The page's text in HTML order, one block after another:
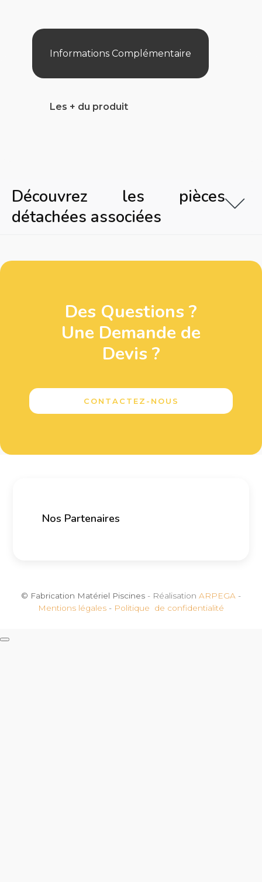
Informations Complémentaire
Les + du produit
Découvrez les pièces
détachées associées
Des Questions ?
Une Demande de
Devis ?
CONTACTEZ-NOUS
Nos Partenaires
© Fabrication Matériel Piscines - Réalisation ARPEGA -
Mentions légales - Politique de confidentialité